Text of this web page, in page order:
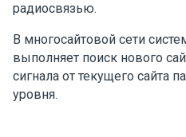
радиосвязью.
В многосайтовой сети
выполняет поиск нового
сигнала от текущего сайта
уровня.